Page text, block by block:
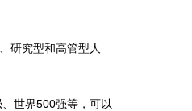
研究型和高管型人
世界500强等，可以